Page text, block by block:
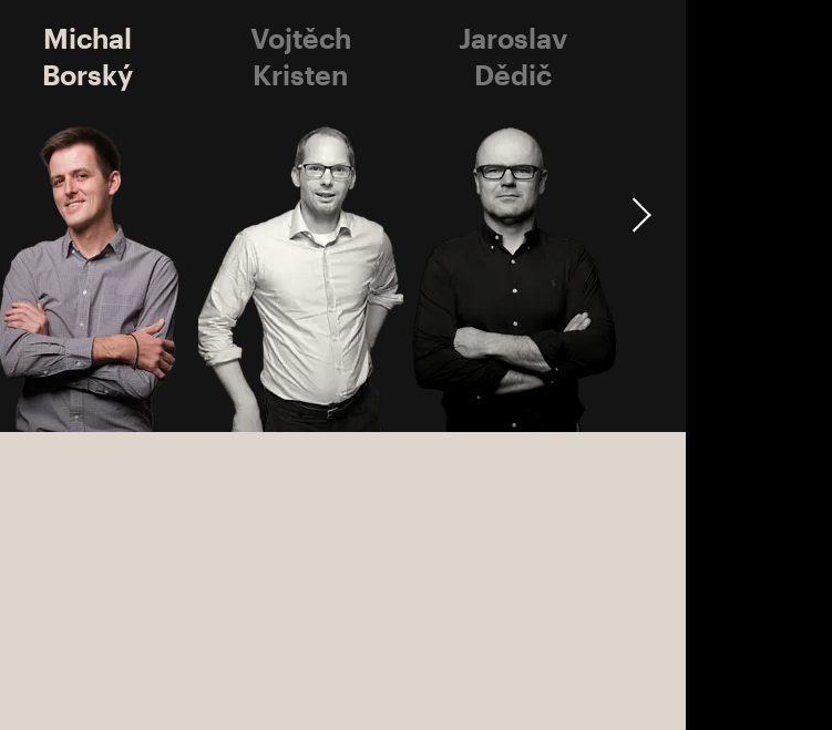
Michal
Borský
Vojtěch
Kristen
Jaroslav
Dědič